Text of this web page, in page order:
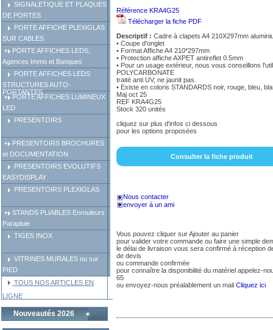
SIGNALETIQUE ET PLAQUES
DE PORTES
PORTE AFFICHE PLEXIGLAS
SUR CABLES
PORTE AFFICHES LEDS,
Agences Immo et Banques
PORTE AFFICHES LEDS
STRUCTURES AUTO-
PORTANTES
PORTE AFFICHES LUMINEUX
LED
PRESENTOIRS
PRESENTOIRS BROCHURES
et DOCUMENTATION
PRESENTOIRS EVOLUTIFS
EASYDISPLAY
PRESENTOIRS PLEXIGLAS
STANDS PLIABLES Enrouleurs
Parapluie
TIGES INOX
VITRINES MURALES ou sur
PIED
TOUS NOS ARTICLES EN
LIGNE
Nouveautés 2026
Référence KRA4G25
Télécharger la fiche PDF
Descriptif : Cadre à clapets A4 210X297mm
• Coupe d'onglet
• Format Affiche A4 210*297mm
• Protection affiche AXPET antireflet 0.5mm
• Pour un usage extérieur, nous vous conseillons
POLYCARBONATE
traité anti UV, ne jaunit pas.
• Existe en coloris STANDARDS noir, rouge, bleu,
Maj oct 25
REF KRA4G25
Stock 320 unités
cliquez sur plus d'infos ci dessous
pour les options proposées
Consulter la fiche produit
Nous contacter
envoyer à un ami
Vous pouvez cliquer sur Ajouter au panier
pour valider votre commande ou faire une simple
le délai de livraison vous sera confirmé à réception
de devis
ou commande confirmée
pour connaître la disponibilité du matériel appelez-
65
ou envoyez-nous préalablement un mail Cliquez ici